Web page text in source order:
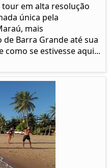
em alta resolução
única pela
mais
Barra Grande até sua
se estivesse aqui...